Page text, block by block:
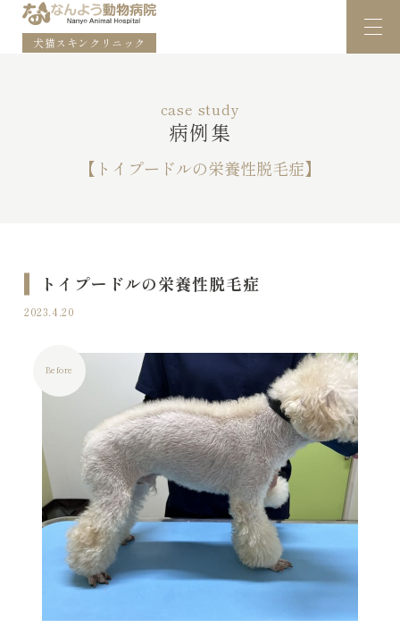
犬猫スキンクリニック
case study
病例集
【トイプードルの栄養性脱毛症】
トイプードルの栄養性脱毛症
2023.4.20
Before